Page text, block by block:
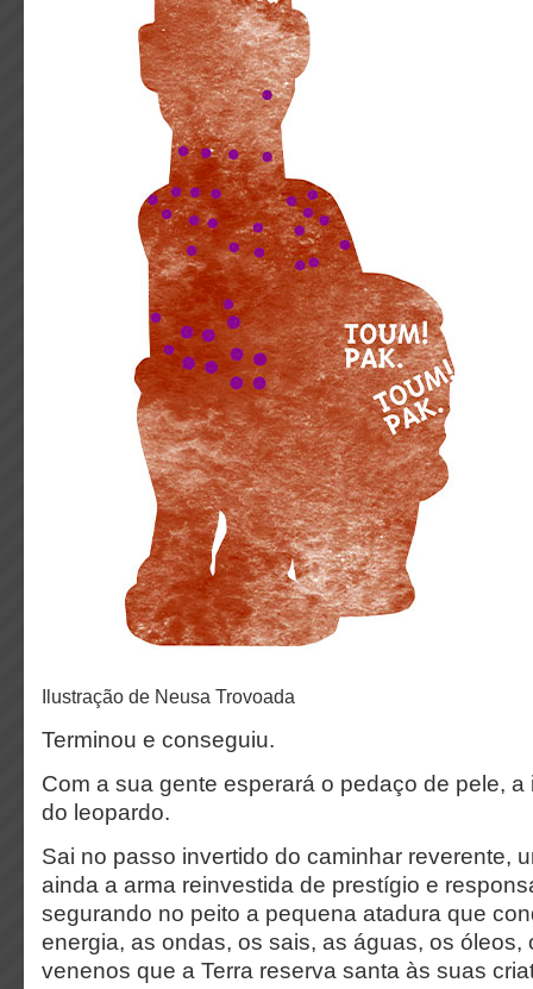
ilustração de Neusa Trovoada
Terminou e conseguiu.
Com a sua gente esperará o pedaço de pele, a
do leopardo.
Sai no passo invertido do caminhar reverente,
ainda a arma reinvestida de prestígio e
segurando no peito a pequena atadura que
energia, as ondas, os sais, as águas, os óleos,
venenos que a Terra reserva santa às suas